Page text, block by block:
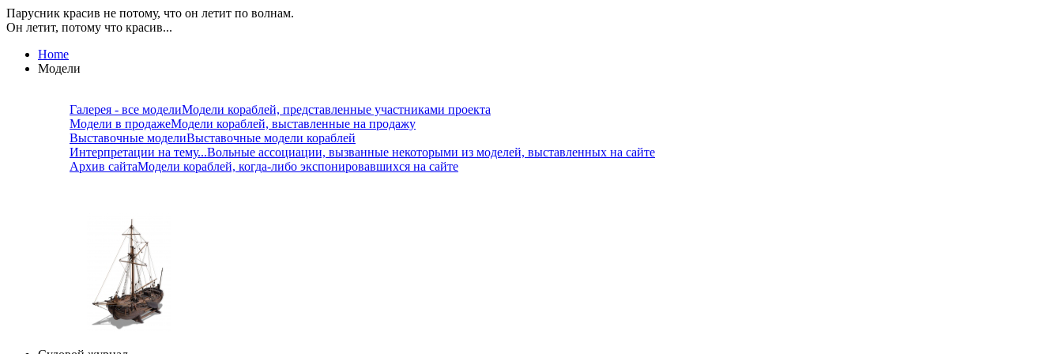
Парусник красив не потому, что он летит по волнам.
Он летит, потому что красив...
Home
Модели
Галерея - все моделиМодели кораблей, представленные участниками проекта
Модели в продажеМодели кораблей, выставленные на продажу
Выставочные моделиВыставочные модели кораблей
Интерпретации на тему...Вольные ассоциации, вызванные некоторыми из моделей, выставленных на сайте
Архив сайтаМодели кораблей, когда-либо экспонировавшихся на сайте